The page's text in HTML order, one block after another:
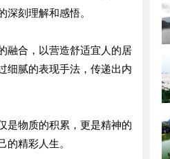
刻理解和感悟。
融合，以营造舒适宜人的居
细腻的表现手法，传递出内
是物质的积累，更是精神的
精彩人生。